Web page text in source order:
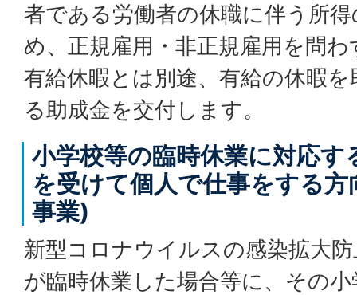
者である労働者の休職に伴う所
め、正規雇用・非正規雇用を問
有給休暇とは別途、有給の休暇
る助成金を交付します。
小学校等の臨時休業に対応す
を受けて個人で仕事をする
事業)
新型コロナウイルスの感染拡大
が臨時休業した場合等に、その